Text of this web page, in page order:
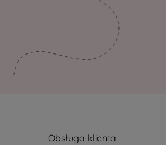
Obsługa klienta